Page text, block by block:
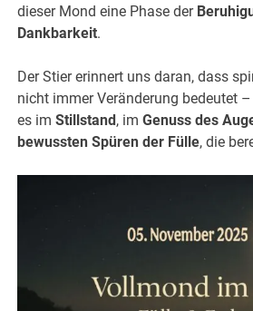
dieser Mond eine Phase der
Dankbarkeit.
Der Stier erinnert uns daran, dass
nicht immer Veränderung bedeutet
es imStillstand, imGenuss des
bewussten Spüren der Fülle, die